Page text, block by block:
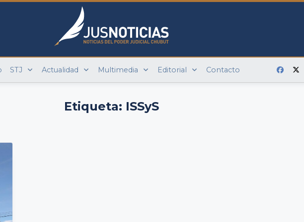
STJ Actualidad Multimedia Editorial Contacto
Etiqueta: ISSyS